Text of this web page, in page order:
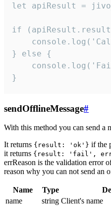
let apiResult =
if
} else {
}
sendOfflineMessage#
With this method you can send a
It returns {result: 'ok'} if the
it returns {result: 'fail',
errReason is the validation error
reason why you can not send an
Name Type
name
string Client's name